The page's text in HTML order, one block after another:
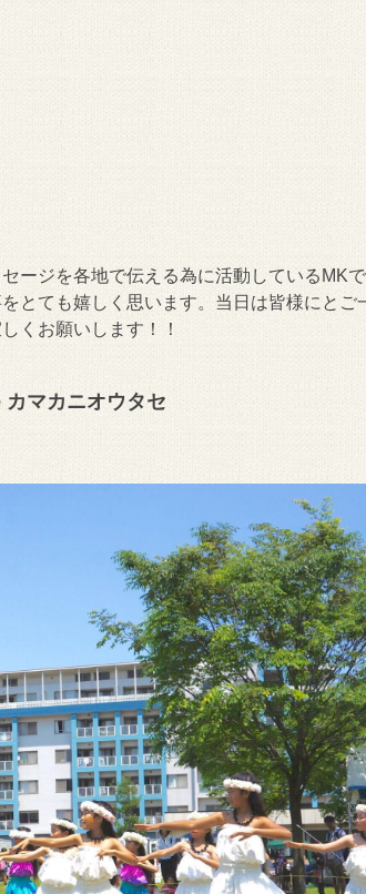
ージを各地で伝える為に活動しているMK
とても嬉しく思います。当日は皆様にとご
くお願いします！！
マカニオウタセ